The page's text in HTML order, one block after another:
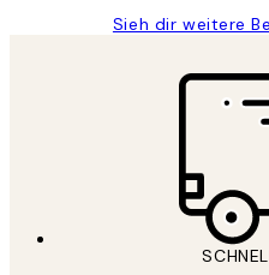
Sieh dir weitere